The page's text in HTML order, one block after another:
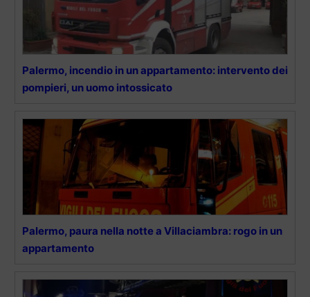
Palermo, incendio in un appartamento: intervento dei
pompieri, un uomo intossicato
Palermo, paura nella notte a Villaciambra: rogo in un
appartamento